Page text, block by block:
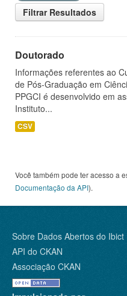
Filtrar Resultados
Doutorado
Informações referentes ao
de Pós-Graduação em
PPGCI é desenvolvido em
Instituto...
CSV
Você também pode ter acesso a
Documentação da API).
Sobre Dados Abertos do Ibict
API do CKAN
Associação CKAN